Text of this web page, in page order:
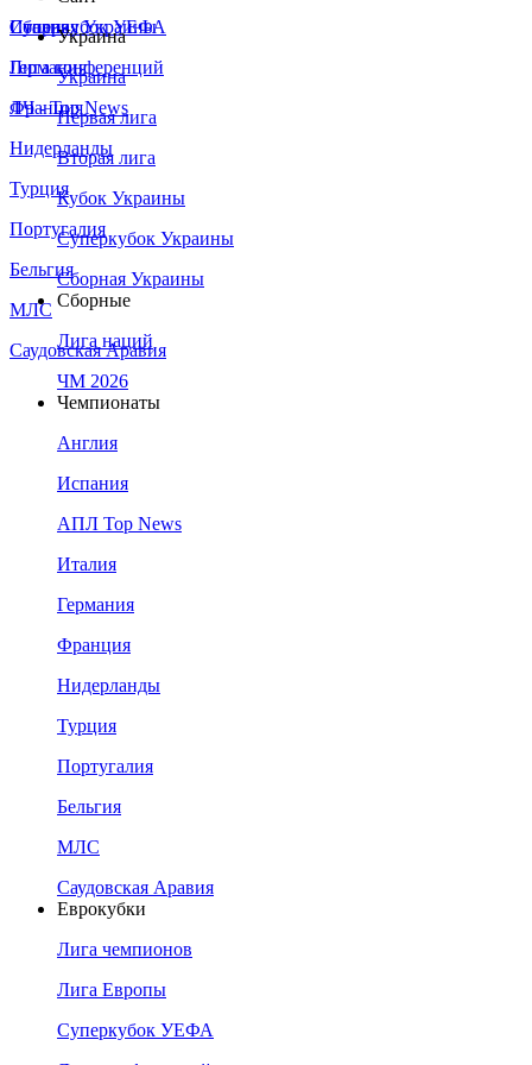
Сборная Украины
Италия
Германия
Франция
Нидерланды
Турция
Португалия
Бельгия
МЛС
Саудовская Аравия
Суперкубок УЕФА
Лига конференций
ЛЧ - Top News
Украина
Украина
Первая лига
Вторая лига
Кубок Украины
Суперкубок Украины
Сборная Украины
Сборные
Лига наций
ЧМ 2026
Чемпионаты
Англия
Испания
АПЛ Top News
Италия
Германия
Франция
Нидерланды
Турция
Португалия
Бельгия
МЛС
Саудовская Аравия
Еврокубки
Лига чемпионов
Лига Европы
Суперкубок УЕФА